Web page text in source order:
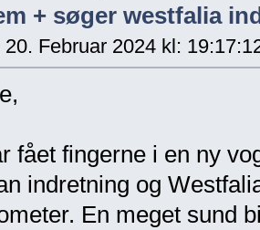
+ søger westfalia
20. Februar 2024 kl:
fået fingerne i en ny
indretning og
En meget sund